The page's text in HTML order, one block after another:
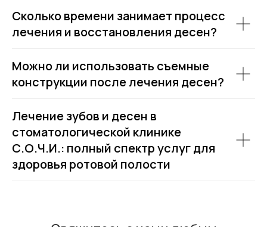
Сколько времени занимает процесс
лечения и восстановления десен?
Можно ли использовать съемные
конструкции после лечения десен?
Лечение зубов и десен в
стоматологической клинике
С.О.Ч.И.: полный спектр услуг для
здоровья ротовой полости